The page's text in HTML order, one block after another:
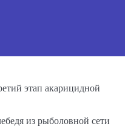
этап акарицидной
из рыболовной сети